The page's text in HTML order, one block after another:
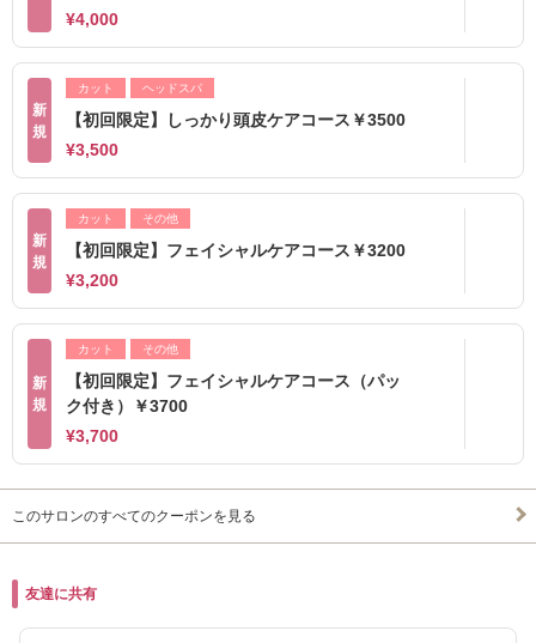
¥4,000
新
規
カット ヘッドスパ
【初回限定】しっかり頭皮ケアコース￥3500
¥3,500
新
規
カット その他
【初回限定】フェイシャルケアコース￥3200
¥3,200
新
規
カット その他
【初回限定】フェイシャルケアコース（パッ
ク付き）￥3700
¥3,700
このサロンのすべてのクーポンを見る
友達に共有